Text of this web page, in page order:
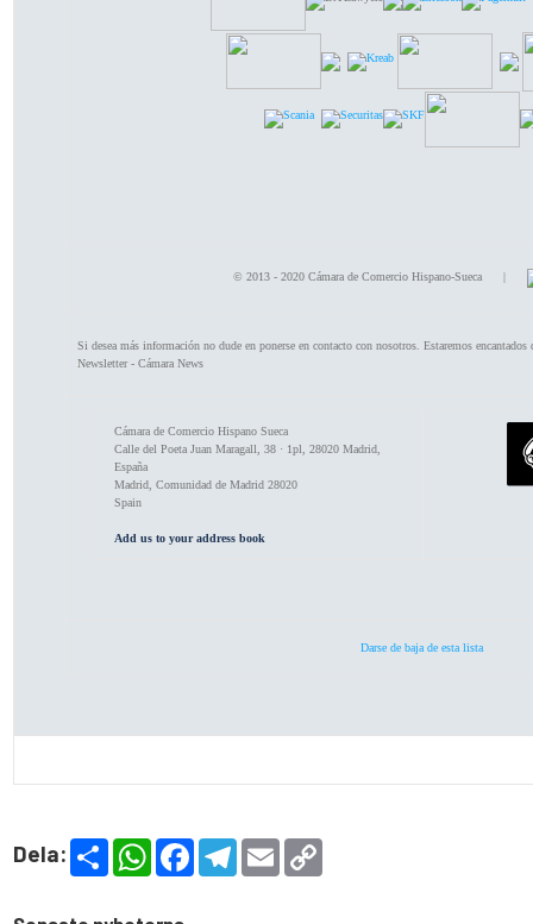
© 2013 - 2020 Cámara de Comercio Hispano-Sueca |
Si desea más información no dude en ponerse en contacto con nosotros. Estaremos encantados
Newsletter - Cámara News
Cámara de Comercio Hispano Sueca
Calle del Poeta Juan Maragall, 38 · 1pl, 28020 Madrid,
España
Madrid ,Comunidad de Madrid 28020
Spain
Add us to your address book
Darse de baja de esta lista
Dela:
S
h
W
h
F
T
e
E
m